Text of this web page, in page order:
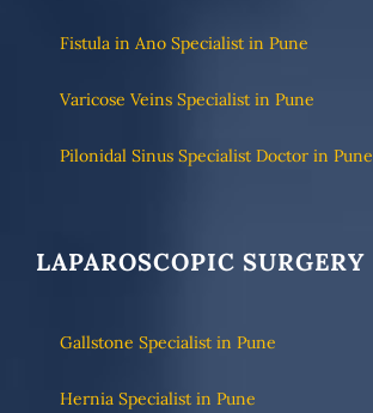
Fistula in Ano Specialist in Pune
Varicose Veins Specialist in Pune
Pilonidal Sinus Specialist Doctor in Pune
LAPAROSCOPIC SURGERY
Gallstone Specialist in Pune
Hernia Specialist in Pune